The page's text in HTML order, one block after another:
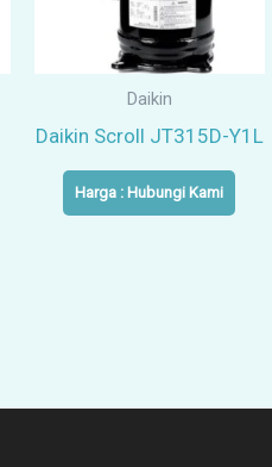
Daikin
Daikin Scroll JT315D-Y1L
Harga : Hubungi Kami